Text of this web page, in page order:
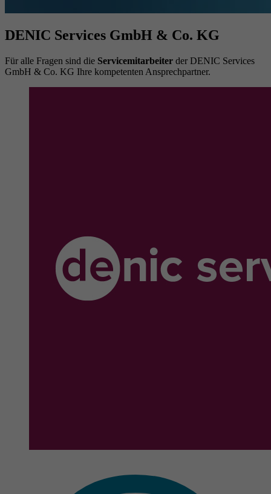
DENIC Services GmbH & Co. KG
Für alle Fragen sind die Servicemitarbeiter der DENIC Services
GmbH & Co. KG Ihre kompetenten Ansprechpartner.